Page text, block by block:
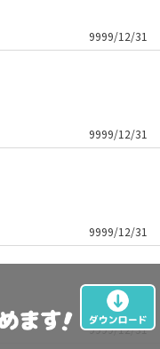
9999/12/31
9999/12/31
9999/12/31
9999/12/31